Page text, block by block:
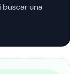
buscar una